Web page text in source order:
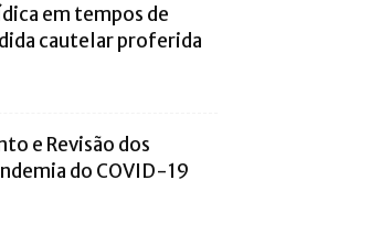
em tempos de
cautelar proferida
e Revisão dos
do COVID-19